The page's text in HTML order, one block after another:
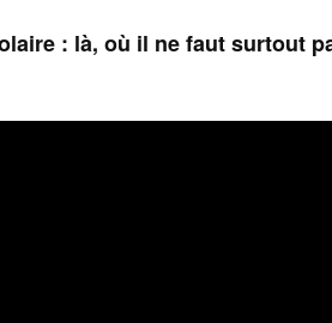
: là, où il ne faut surtout